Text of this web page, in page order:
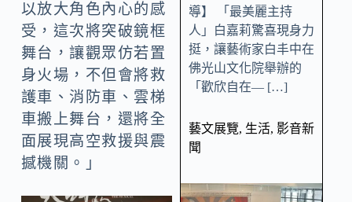
以放大角色內心的感
受，這次將突破鏡框
舞台，讓觀眾仿若置
身火場，不但會將救
護車、消防車、雲梯
車搬上舞台，還將全
面展現高空救援與震
撼機關。」
導】 「最美麗主持
人」白嘉莉驚喜現身力
挺，讓藝術家白丰中在
佛光山文化院舉辦的
「歡欣自在— […]
藝文展覽, 生活, 影音新
聞